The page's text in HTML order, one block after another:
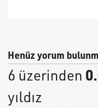
Henüz yorum
6 üzerinden
yıldız